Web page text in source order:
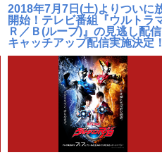
2018年7月7日(土)よりついに
開始！テレビ番組『ウルトラ
Ｒ／Ｂ(ルーブ)』の見逃し配信
キャッチアップ配信実施決定！